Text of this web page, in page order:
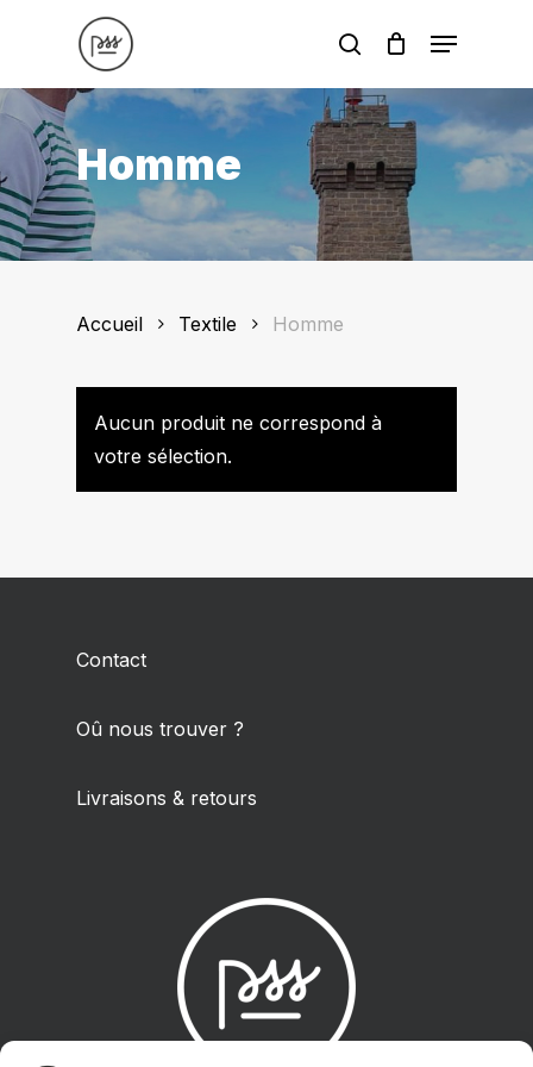
main
content
search
Menu
Homme
Accueil Textile Homme
Aucun produit ne correspond à
votre sélection.
Contact
Oû nous trouver ?
Livraisons & retours